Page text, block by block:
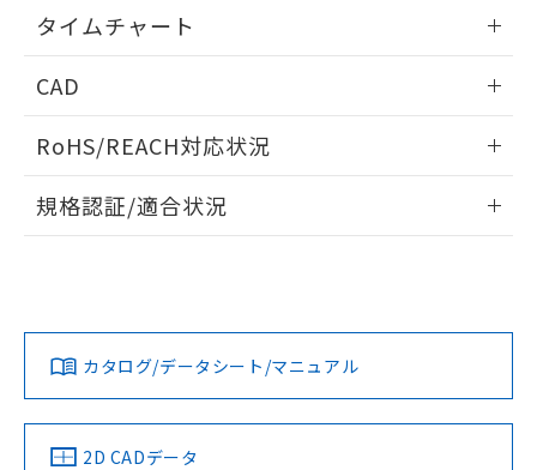
タイムチャート
CAD
ドすることができます。
ログイン/会員登録
ダウンロードデータをご利用いただく前に、以下を必ずお読
みください。
ソフトウェアの使用条件
RoHS/REACH対応状況
EU RoHS 注意事項・凡例
対応済み
中国 RoHS 注意事項・凡例
規格認証/適合状況
LR型式承認
（イギリス
船舶規格）
DNV型式承認
（ノルウェー
BV型式承認
（フランス
KR型式
（韓国
カタログ/データシート/マニュアル
2D CADデータ
荷製品に未対応品が混在することから備考
欄に対応日を記載しておりました。
既に当社にて対応品への在庫切替を完了
り、2022年1月12日より割愛しておりま
す。